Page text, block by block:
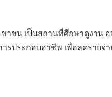
าชน เป็นสถานที่ศึกษาดูงาน
ประกอบอาชีพ เพื่อลดรายจ่